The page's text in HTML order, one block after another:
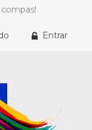
Entrar